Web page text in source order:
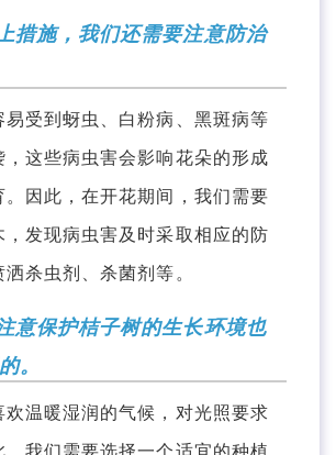
措施，我们还需要注意防治
到蚜虫、白粉病、黑斑病等
，这些病虫害会影响花朵的形成
。因此，在开花期间，我们需要
，发现病虫害及时采取相应的防
杀虫剂、杀菌剂等。
意保护桔子树的生长环境也
。
暖湿润的气候，对光照要求
，我们需要选择一个适宜的种植